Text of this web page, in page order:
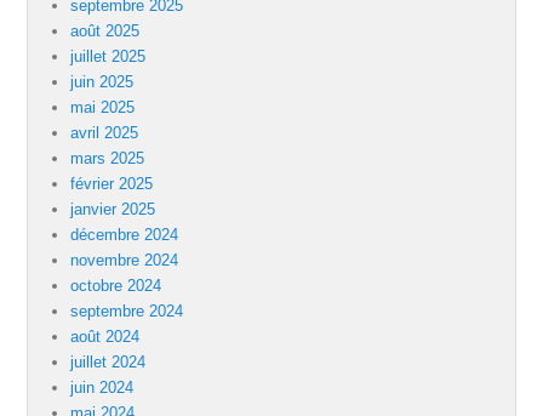
septembre 2025
août 2025
juillet 2025
juin 2025
mai 2025
avril 2025
mars 2025
février 2025
janvier 2025
décembre 2024
novembre 2024
octobre 2024
septembre 2024
août 2024
juillet 2024
juin 2024